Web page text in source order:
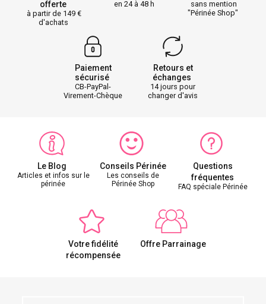
offerte
à partir de 149
d'achats
en 24 à 48 h
sans mention
"Périnée Shop"
Paiement
sécurisé
CB-PayPal-
Virement-Chèque
Retours et
échanges
14 jours pour
changer d'avis
Le Blog
Articles et infos sur le
périnée
Conseils Périnée
Les conseils de
Périnée Shop
Questions
fréquentes
FAQ spéciale Périnée
Votre fidélité
récompensée
Offre Parrainage